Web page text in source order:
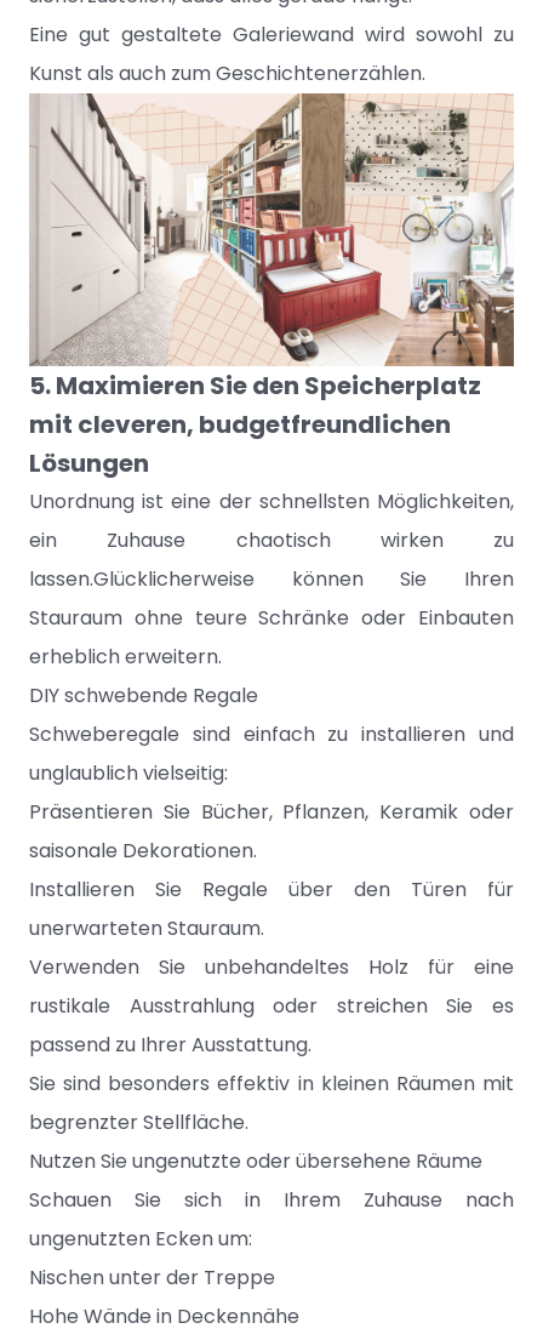
Eine gut gestaltete Galeriewand wird sowohl zu
Kunst als auch zum Geschichtenerzählen.
5. Maximieren Sie den Speicherplatz
mit cleveren, budgetfreundlichen
Lösungen
Unordnung ist eine der schnellsten Möglichkeiten,
ein Zuhause chaotisch wirken zu
lassen.Glücklicherweise können Sie Ihren
Stauraum ohne teure Schränke oder Einbauten
erheblich erweitern.
DIY schwebende Regale
Schweberegale sind einfach zu installieren und
unglaublich vielseitig:
Präsentieren Sie Bücher, Pflanzen, Keramik oder
saisonale Dekorationen.
Installieren Sie Regale über den Türen für
unerwarteten Stauraum.
Verwenden Sie unbehandeltes Holz für eine
rustikale Ausstrahlung oder streichen Sie es
passend zu Ihrer Ausstattung.
Sie sind besonders effektiv in kleinen Räumen mit
begrenzter Stellfläche.
Nutzen Sie ungenutzte oder übersehene Räume
Schauen Sie sich in Ihrem Zuhause nach
ungenutzten Ecken um:
Nischen unter der Treppe
Hohe Wände in Deckennähe